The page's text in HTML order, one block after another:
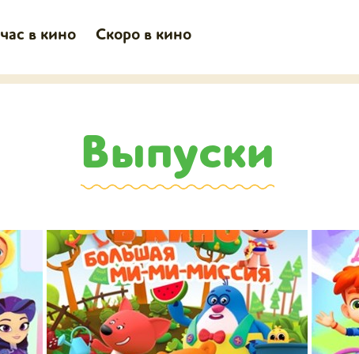
в кино Скоро в кино
Выпуски